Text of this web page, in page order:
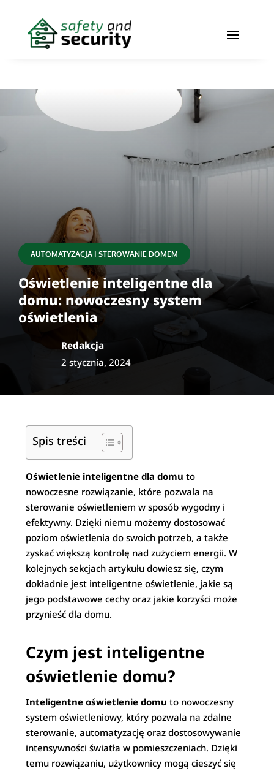
AUTOMATYZACJA I STEROWANIE DOMEM
Oświetlenie inteligentne dla
domu: nowoczesny system
oświetlenia
Redakcja
2 stycznia, 2024
Spis treści
Oświetlenie inteligentne dla domu to
nowoczesne rozwiązanie, które pozwala na
sterowanie oświetleniem w sposób wygodny i
efektywny. Dzięki niemu możemy dostosować
poziom oświetlenia do swoich potrzeb, a także
zyskać większą kontrolę nad zużyciem energii. W
kolejnych sekcjach artykułu dowiesz się, czym
dokładnie jest inteligentne oświetlenie, jakie są
jego podstawowe cechy oraz jakie korzyści może
przynieść dla domu.
Czym jest inteligentne
oświetlenie domu?
Inteligentne oświetlenie domu to nowoczesny
system oświetleniowy, który pozwala na zdalne
sterowanie, automatyzację oraz dostosowywanie
intensywności światła w pomieszczeniach. Dzięki
temu rozwiązaniu, użytkownicy mogą cieszyć się